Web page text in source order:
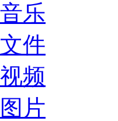
音乐
文件
视频
图片